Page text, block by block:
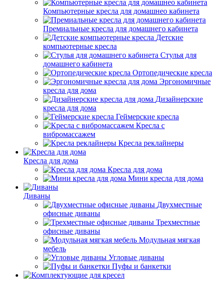
Компьютерные кресла для домашнео кабинета
Премиальные кресла для домашнего кабинета
Детские
компьютерные кресла
Стулья для
домашнего кабинета
Ортопедические кресла
Эргономичные
кресла для дома
Дизайнерские
кресла для дома
Геймерские кресла
Кресла с
вибромассажем
Кресла реклайнеры
Кресла для дома
Кресла для дома
Мини кресла для дома
Диваны
Двухместные
офисные диваны
Трехместные
офисные диваны
Модульная мягкая
мебель
Угловые диваны
Пуфы и банкетки